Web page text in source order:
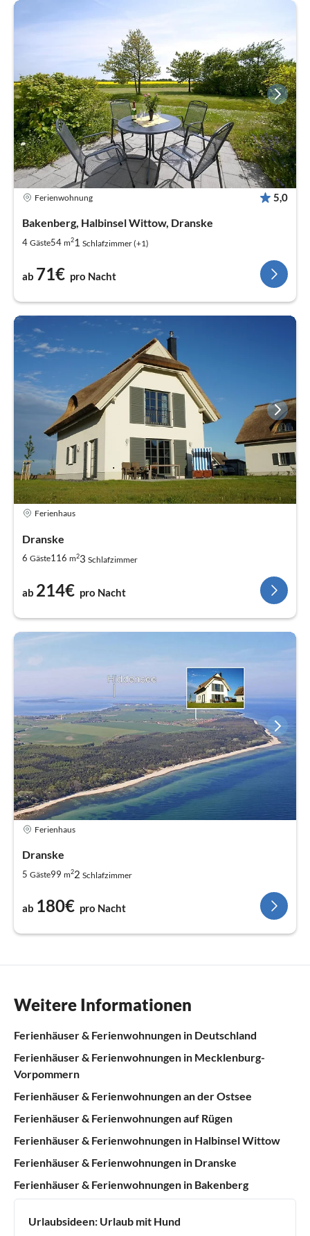
Ferienwohnung 5,0
Bakenberg, Halbinsel Wittow, Dranske
4 Gäste54 m21 Schlafzimmer (+1)
ab 71€ pro Nacht
Ferienhaus
Dranske
6 Gäste116 m23 Schlafzimmer
ab 214€ pro Nacht
Ferienhaus
Dranske
5 Gäste99 m22 Schlafzimmer
ab 180€ pro Nacht
Weitere Informationen
Ferienhäuser & Ferienwohnungen in Deutschland
Ferienhäuser & Ferienwohnungen in Mecklenburg-
Vorpommern
Ferienhäuser & Ferienwohnungen an der Ostsee
Ferienhäuser & Ferienwohnungen auf Rügen
Ferienhäuser & Ferienwohnungen in Halbinsel Wittow
Ferienhäuser & Ferienwohnungen in Dranske
Ferienhäuser & Ferienwohnungen in Bakenberg
Urlaubsideen: Urlaub mit Hund